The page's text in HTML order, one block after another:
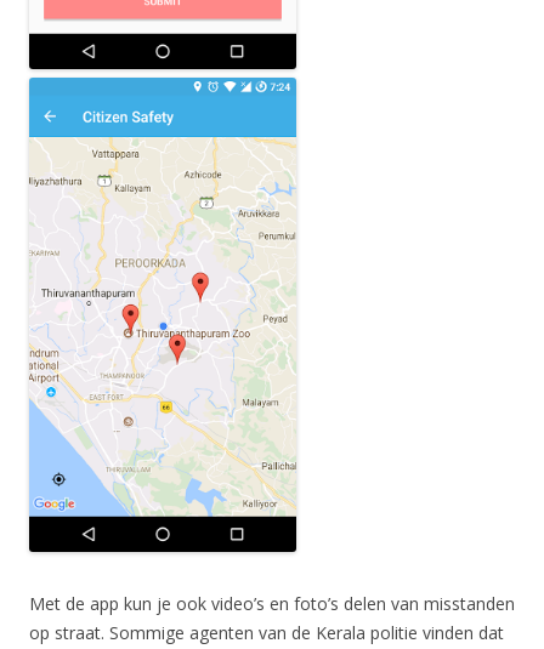
Met de app kun je ook video’s en foto’s delen van misstanden
op straat. Sommige agenten van de Kerala politie vinden dat